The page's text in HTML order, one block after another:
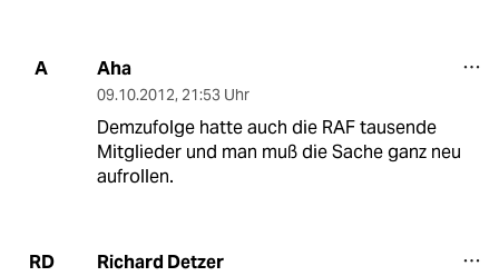
A Aha
09.10.2012, 21:53 Uhr
Demzufolge hatte auch die RAF tausende
Mitglieder und man muß die Sache ganz neu
aufrollen.
RD Richard Detzer